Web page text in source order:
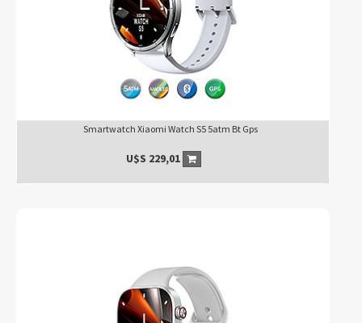
Smartwatch Xiaomi Watch S5 5atm Bt Gps
U$S 229,01